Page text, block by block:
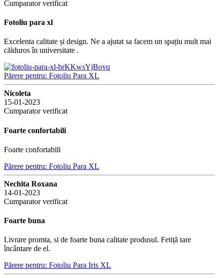
Cumparator verificat
Fotoliu para xl
Excelenta calitate și design. Ne a ajutat sa facem un spațiu mult mai
călduros în universitate .
Părere pentru: Fotoliu Para XL
Nicoleta
15-01-2023
Cumparator verificat
Foarte confortabili
Foarte confortabili
Părere pentru: Fotoliu Para XL
Nechita Roxana
14-01-2023
Cumparator verificat
Foarte buna
Livrare promta, si de foarte buna calitate produsul. Fetiță tare
încântare de el.
Părere pentru: Fotoliu Para Iris XL